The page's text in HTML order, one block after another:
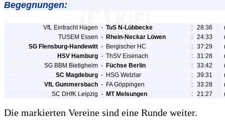
Begegnungen:
VfL Eintracht Hagen - TuS N-Lübbecke : 28:36
TUSEM Essen - Rhein-Neckar Löwen : 24:33
SG Flensburg-Handewitt - Bergischer HC : 37:29
HSV Hamburg - ThSV Eisenach : 31:28
SG BBM Bietigheim - Füchse Berlin : 33:42
SC Magdeburg - HSG Wetzlar : 39:31
VfL Gummersbach - FA Göppingen : 33:28
SC DHfK Leipzig - MT Melsungen : 21:27
Die markierten Vereine sind eine Runde weiter.